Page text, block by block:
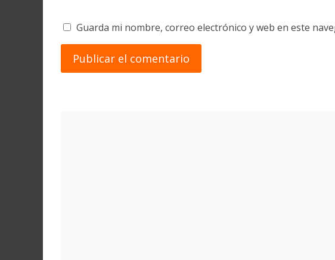
Guarda mi nombre, correo electrónico y web en este